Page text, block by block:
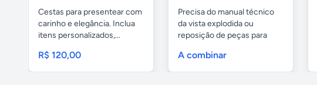
Cestas para presentear com
carinho e elegância. Inclua
itens personalizados,...
R$ 120,00
Precisa do manual técnico
da vista explodida ou
reposição de peças para
A combinar